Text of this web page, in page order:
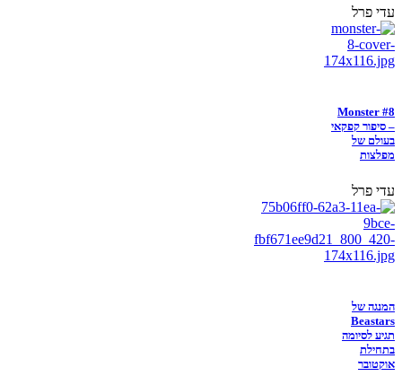
עדי פרל
Monster #8
– סיפור קפקאי
בעולם של
מפלצות
עדי פרל
המנגה של
Beastars
תגיע לסיומה
בתחילת
אוקטובר